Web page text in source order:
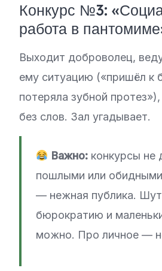
Конкурс №3:
работа в
Выходит доброволец,
ему ситуацию («пришёл к
потеряла зубной
без слов. Зал угадывает.
Важно:конкурсы не
пошлыми или
— нежная публика.
бюрократию и
можно. Про личное —